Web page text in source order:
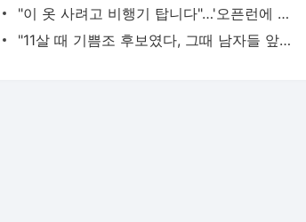
"이 옷 사려고 비행기 탑니다"…'오픈런에 품절대란' 제주여행 필수템으로 부상[지금사는방식]
"11살 때 기쁨조 후보였다, 그때 남자들 앞에서…" 탈북민 주장 충격